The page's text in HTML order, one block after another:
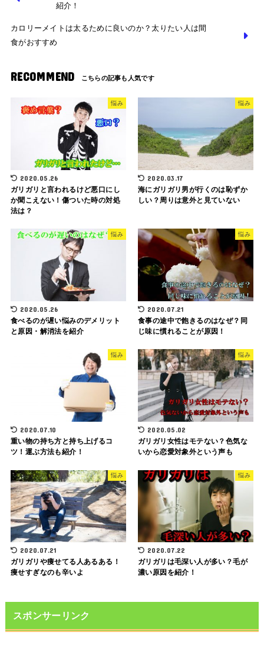
紹介！
カロリーメイトは太るために良いのか？太りたい人は間
食がおすすめ
RECOMMEND
悩み
2020.05.26
ガリガリと言われるけど悪口にし
か聞こえない！傷ついた時の対処
法は？
悩み
2020.03.17
海にガリガリ男が行くのは恥ずか
しい？周りは意外と見ていない
悩み
2020.05.26
食べるのが遅い悩みのデメリット
と原因・解消法を紹介
悩み
2020.07.21
食事の途中で飽きるのはなぜ？同
じ味に慣れることが原因！
悩み
2020.07.10
重い物の持ち方と持ち上げるコ
ツ！運ぶ方法も紹介！
悩み
2020.05.02
ガリガリ女性はモテない？色気な
いから恋愛対象外という声も
悩み
2020.07.21
ガリガリや痩せてる人あるある！
痩せすぎなのも辛いよ
悩み
2020.07.22
ガリガリは毛深い人が多い？毛が
濃い原因を紹介！
スポンサーリンク